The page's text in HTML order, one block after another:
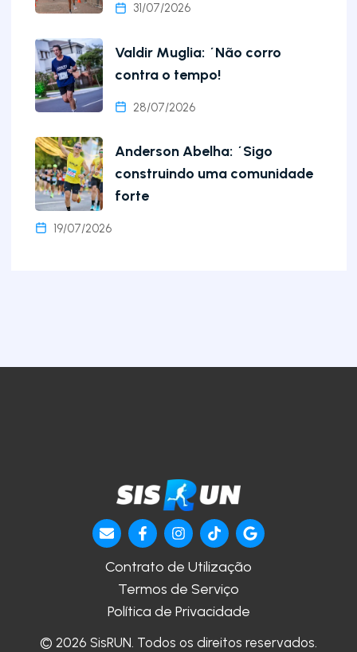
31/07/2026
Valdir Muglia: ´Não corro
contra o tempo!
28/07/2026
Anderson Abelha: ´Sigo
construindo uma comunidade
forte
19/07/2026
Contrato de Utilização
Termos de Serviço
Política de Privacidade
© 2026 SisRUN. Todos os direitos reservados.